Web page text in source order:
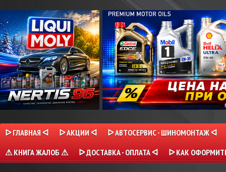
ᐅ ГЛАВНАЯ ᐊ ᐅ АКЦИИ ᐊ
ᐅ АВТОСЕРВИС - ШИНОМОНТАЖ ᐊ
⚠ КНИГА ЖАЛОБ ⚠
ᐅ ДОСТАВКА - ОПЛАТА ᐊ ᐅ КАК